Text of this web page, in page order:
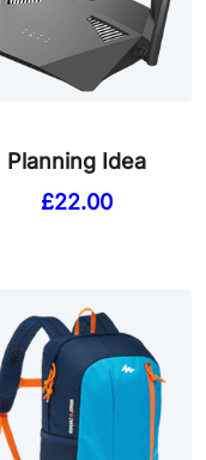
Planning Idea
£22.00